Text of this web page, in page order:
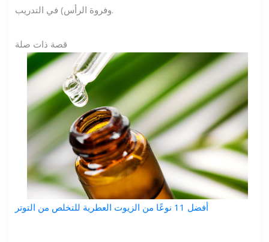
وفروة الرأس) في التدريب.
قصة ذات صلة
أفضل 11 نوعًا من الزيوت العطرية للتخلص من التوتر